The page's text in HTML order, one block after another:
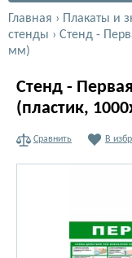
Главная › Плакаты и
стенды › Стенд -
мм)
Стенд -
(пластик,
Сравнить В